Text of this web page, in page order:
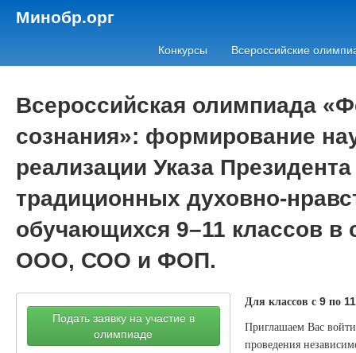
Минобр.орг
Конкурсы Всероссийские
Всероссийская олимпиада
сознания»: формирование
реализации Указа
традиционных духовно-
обучающихся 9–11 классов
ООО, СОО и ФОП.
Подать заявку на участие в
олимпиаде
Для классов с 9по 11
Приглашаем Вас
проведения